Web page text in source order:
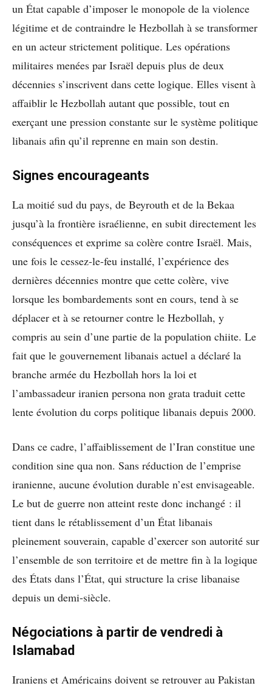
un État capable d’imposer le monopole de la violence
légitime et de contraindre le Hezbollah à se transformer
en un acteur strictement politique. Les opérations
militaires menées par Israël depuis plus de deux
décennies s’inscrivent dans cette logique. Elles visent à
affaiblir le Hezbollah autant que possible, tout en
exerçant une pression constante sur le système politique
libanais afin qu’il reprenne en main son destin.
Signes encourageants
La moitié sud du pays, de Beyrouth et de la Bekaa
jusqu’à la frontière israélienne, en subit directement les
conséquences et exprime sa colère contre Israël. Mais,
une fois le cessez-le-feu installé, l’expérience des
dernières décennies montre que cette colère, vive
lorsque les bombardements sont en cours, tend à se
déplacer et à se retourner contre le Hezbollah, y
compris au sein d’une partie de la population chiite. Le
fait que le gouvernement libanais actuel a déclaré la
branche armée du Hezbollah hors la loi et
l’ambassadeur iranien persona non grata traduit cette
lente évolution du corps politique libanais depuis 2000.
Dans ce cadre, l’affaiblissement de l’Iran constitue une
condition sine qua non. Sans réduction de l’emprise
iranienne, aucune évolution durable n’est envisageable.
Le but de guerre non atteint reste donc inchangé : il
tient dans le rétablissement d’un État libanais
pleinement souverain, capable d’exercer son autorité sur
l’ensemble de son territoire et de mettre fin à la logique
des États dans l’État, qui structure la crise libanaise
depuis un demi-siècle.
Négociations à partir de vendredi à
Islamabad
Iraniens et Américains doivent se retrouver au Pakistan